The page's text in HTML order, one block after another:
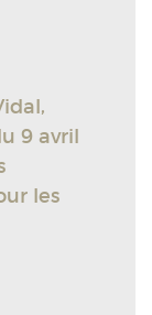
9 avril
les